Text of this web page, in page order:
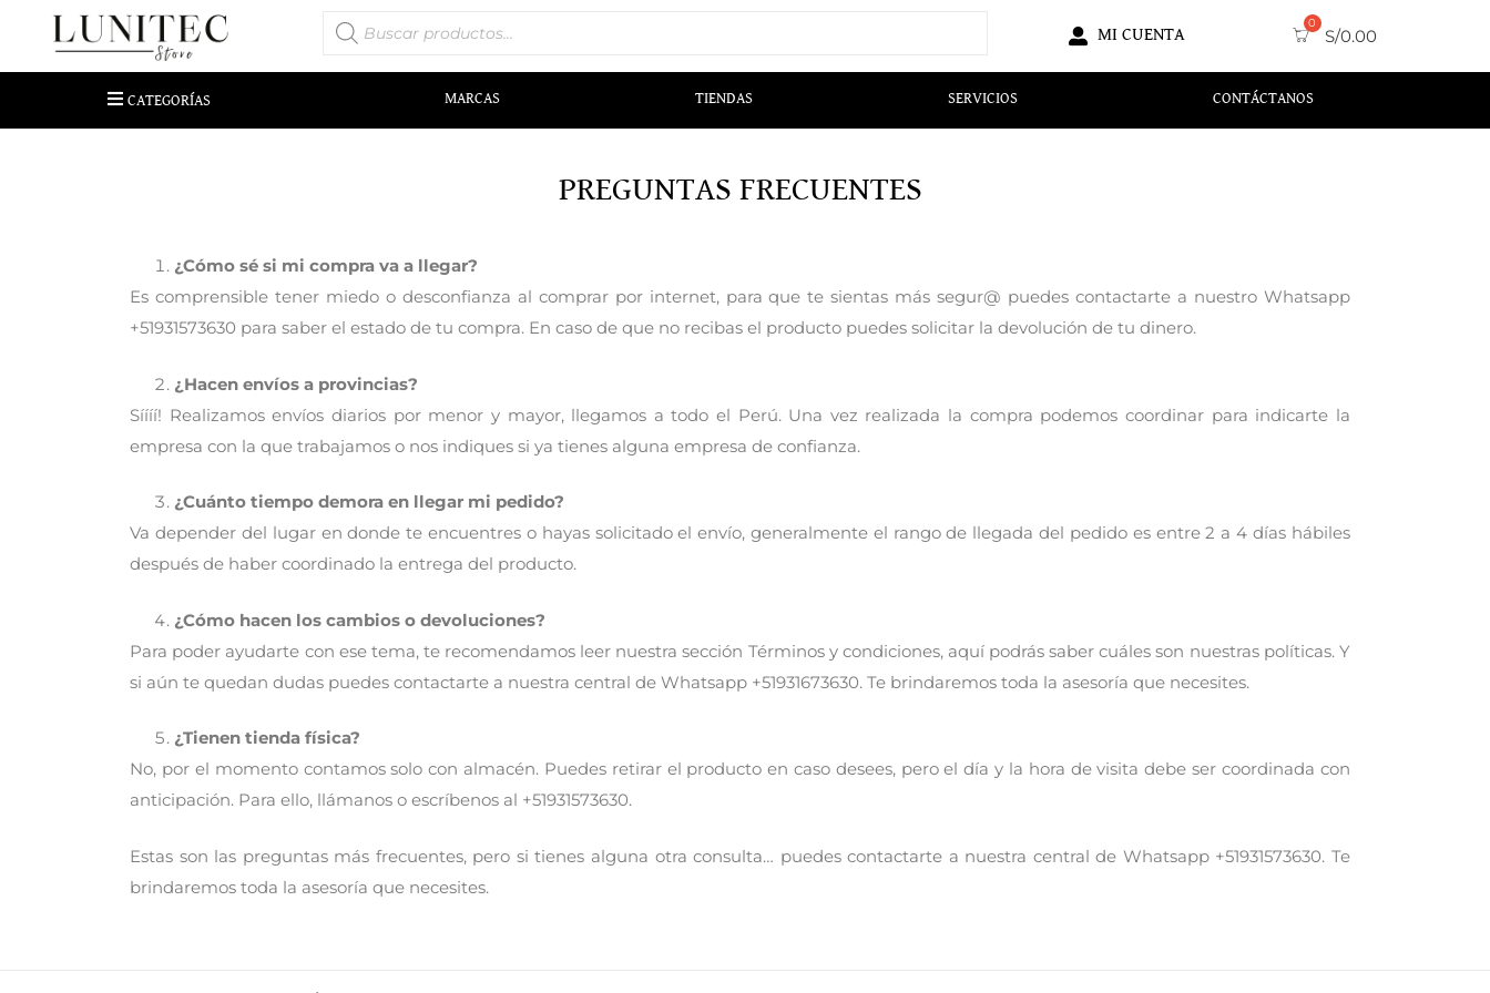
MI CUENTA S/0.00
CATEGORÍAS MARCAS TIENDAS SERVICIOS CONTÁCTANOS
PREGUNTAS FRECUENTES
¿Cómo sé si mi compra va a llegar?
Es comprensible tener miedo o desconfianza al comprar por internet, para que te sientas más segur@ puedes contactarte a nuestro Whatsapp
+51931573630 para saber el estado de tu compra. En caso de que no recibas el producto puedes solicitar la devolución de tu dinero.
¿Hacen envíos a provincias?
Síííí! Realizamos envíos diarios por menor y mayor, llegamos a todo el Perú. Una vez realizada la compra podemos coordinar para indicarte la
empresa con la que trabajamos o nos indiques si ya tienes alguna empresa de confianza.
¿Cuánto tiempo demora en llegar mi pedido?
Va depender del lugar en donde te encuentres o hayas solicitado el envío, generalmente el rango de llegada del pedido es entre 2 a 4 días hábiles
después de haber coordinado la entrega del producto.
¿Cómo hacen los cambios o devoluciones?
Para poder ayudarte con ese tema, te recomendamos leer nuestra sección Términos y condiciones, aquí podrás saber cuáles son nuestras políticas. Y
si aún te quedan dudas puedes contactarte a nuestra central de Whatsapp +51931673630. Te brindaremos toda la asesoría que necesites.
¿Tienen tienda física?
No, por el momento contamos solo con almacén. Puedes retirar el producto en caso desees, pero el día y la hora de visita debe ser coordinada con
anticipación. Para ello, llámanos o escríbenos al +51931573630.
Estas son las preguntas más frecuentes, pero si tienes alguna otra consulta… puedes contactarte a nuestra central de Whatsapp +51931573630. Te
brindaremos toda la asesoría que necesites.